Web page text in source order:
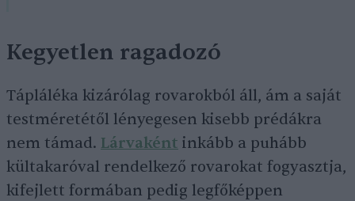
Kegyetlen ragadozó
Tápláléka kizárólag rovarokból áll, ám a saját
testméretétől lényegesen kisebb prédákra
nem támad. Lárvaként inkább a puhább
kültakaróval rendelkező rovarokat fogyasztja,
kifejlett formában pedig legfőképpen